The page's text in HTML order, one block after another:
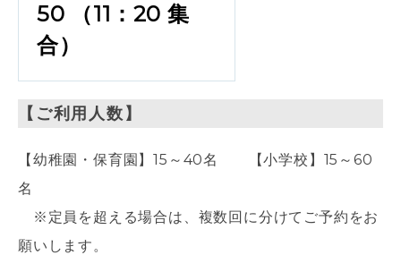
50 （11：20 集
合）
【ご利用人数】
【幼稚園・保育園】15～40名 【小学校】15～60
名
※定員を超える場合は、複数回に分けてご予約をお
願いします。